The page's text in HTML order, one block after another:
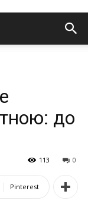
до
0
113
Pinterest